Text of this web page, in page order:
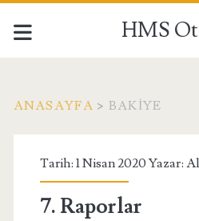
HMS
ANASAYFA > BAKIYE
Etiket:
Tarih: 1 Nisan 2020 Yazar:
7. Raporlar